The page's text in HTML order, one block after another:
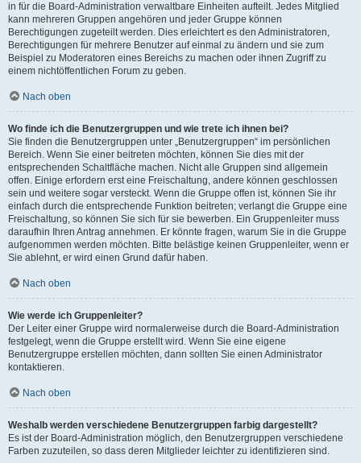
in für die Board-Administration verwaltbare Einheiten aufteilt. Jedes Mitglied
kann mehreren Gruppen angehören und jeder Gruppe können
Berechtigungen zugeteilt werden. Dies erleichtert es den Administratoren,
Berechtigungen für mehrere Benutzer auf einmal zu ändern und sie zum
Beispiel zu Moderatoren eines Bereichs zu machen oder ihnen Zugriff zu
einem nichtöffentlichen Forum zu geben.
Nach oben
Wo finde ich die Benutzergruppen und wie trete ich ihnen bei?
Sie finden die Benutzergruppen unter „Benutzergruppen“ im persönlichen
Bereich. Wenn Sie einer beitreten möchten, können Sie dies mit der
entsprechenden Schaltfläche machen. Nicht alle Gruppen sind allgemein
offen. Einige erfordern erst eine Freischaltung, andere können geschlossen
sein und weitere sogar versteckt. Wenn die Gruppe offen ist, können Sie ihr
einfach durch die entsprechende Funktion beitreten; verlangt die Gruppe eine
Freischaltung, so können Sie sich für sie bewerben. Ein Gruppenleiter muss
daraufhin Ihren Antrag annehmen. Er könnte fragen, warum Sie in die Gruppe
aufgenommen werden möchten. Bitte belästige keinen Gruppenleiter, wenn er
Sie ablehnt, er wird einen Grund dafür haben.
Nach oben
Wie werde ich Gruppenleiter?
Der Leiter einer Gruppe wird normalerweise durch die Board-Administration
festgelegt, wenn die Gruppe erstellt wird. Wenn Sie eine eigene
Benutzergruppe erstellen möchten, dann sollten Sie einen Administrator
kontaktieren.
Nach oben
Weshalb werden verschiedene Benutzergruppen farbig dargestellt?
Es ist der Board-Administration möglich, den Benutzergruppen verschiedene
Farben zuzuteilen, so dass deren Mitglieder leichter zu identifizieren sind.